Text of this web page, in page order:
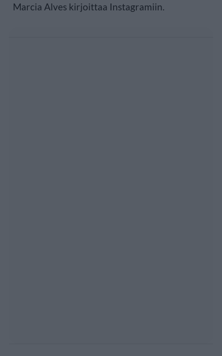
Marcia Alves kirjoittaa Instagramiin.